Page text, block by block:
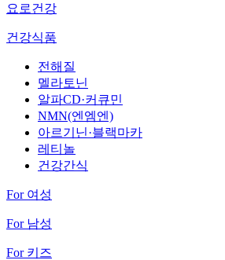
요로건강
건강식품
전해질
멜라토닌
알파CD·커큐민
NMN(엔엠엔)
아르기닌·블랙마카
레티놀
건강간식
For 여성
For 남성
For 키즈